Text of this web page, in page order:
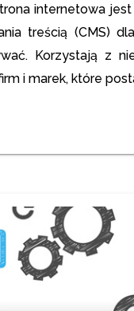
internetowa
treścią (CMS)
Korzystają z
i marek, które